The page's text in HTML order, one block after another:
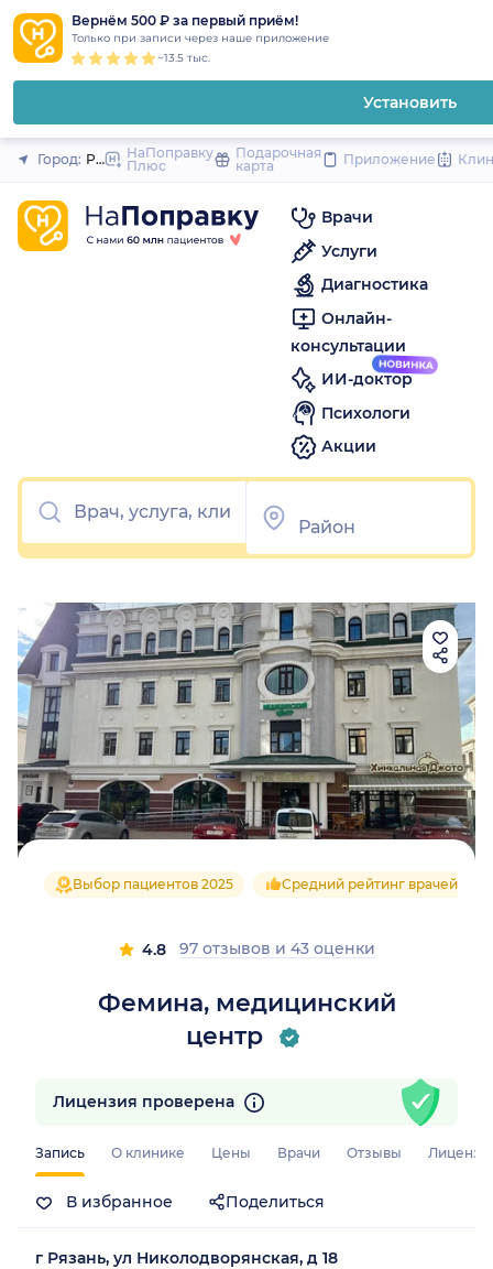
Вернём 500 ₽ за первый приём!
Только при записи через наше приложение
~13.5 тыс.
Установить
Закрыть
Город: РязаньНаПоправку
Плюс
Подарочная
карта
Приложение
Врачи
Услуги
Диагностика
Онлайн-
консультации
ИИ-доктор
Психологи
Акции
Фемина, медицинский
центр
Выбор пациентов 2025 Средний рейтинг врачей 4.8
4.8 97 отзывов и 43 оценки
Запись О клинике Цены Врачи Отзывы
В избранное Поделиться
Лицензия проверена
г Рязань, ул Николодворянская, д 18